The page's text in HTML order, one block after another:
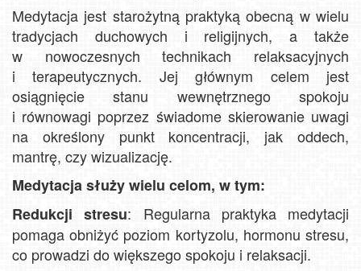
Medytacja jest starożytną praktyką obecną w wielu
tradycjach duchowych i religijnych, a także
w nowoczesnych technikach relaksacyjnych
i terapeutycznych. Jej głównym celem jest
osiągnięcie stanu wewnętrznego spokoju
i równowagi poprzez świadome skierowanie uwagi
na określony punkt koncentracji, jak oddech,
mantrę, czy wizualizację.
Medytacja służy wielu celom, w tym:
Redukcji stresu: Regularna praktyka medytacji
pomaga obniżyć poziom kortyzolu, hormonu stresu,
co prowadzi do większego spokoju i relaksacji.